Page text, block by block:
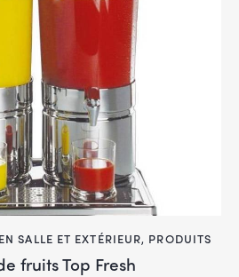
EN SALLE ET EXTÉRIEUR, PRODUITS
fruits Top Fresh